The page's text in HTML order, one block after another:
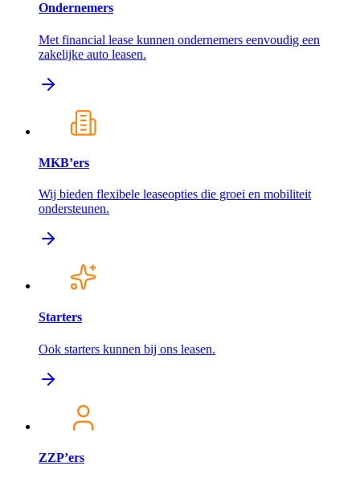
Ondernemers
Met financial lease kunnen ondernemers eenvoudig een
zakelijke auto leasen.
MKB’ers
Wij bieden flexibele leaseopties die groei en mobiliteit
ondersteunen.
Starters
Ook starters kunnen bij ons leasen.
ZZP’ers